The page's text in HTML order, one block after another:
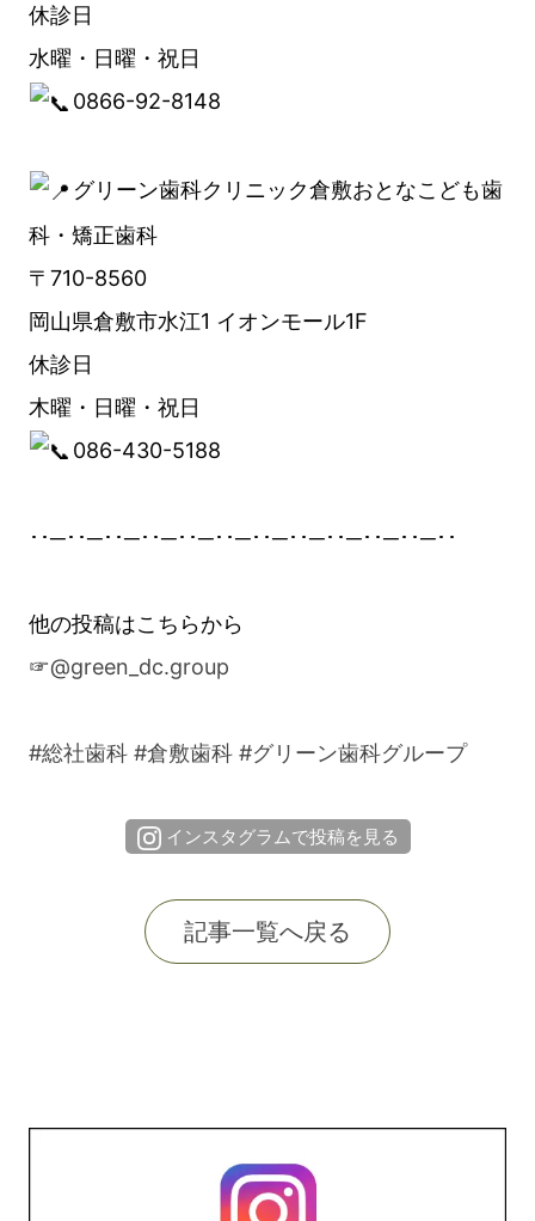
休診日
水曜・日曜・祝日
0866-92-8148
グリーン歯科クリニック倉敷おとなこども歯
科・矯正歯科
〒710-8560
岡山県倉敷市水江1 イオンモール1F
休診日
木曜・日曜・祝日
086-430-5188
･･─･･─･･─･･─･･─･･─･･─･･─･･─･･─･･─･･
他の投稿はこちらから
☞@green_dc.group
#総社歯科 #倉敷歯科 #グリーン歯科グループ
インスタグラムで投稿を見る
記事一覧へ戻る